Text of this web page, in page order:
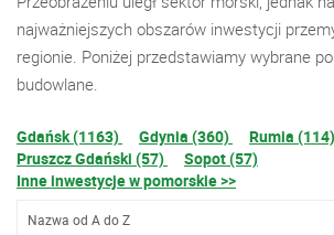
najważniejszych obszarów inwestycji
regionie. Poniżej przedstawiamy wybrane
budowlane.
Gdańsk (1163) Gdynia (360) Rumia (114)
Pruszcz Gdański (57)
Sopot (57)
Inne inwestycje w pomorskie >>
Nazwa od A do Z